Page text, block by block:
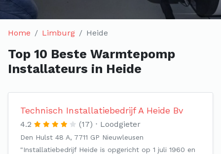
Home Limburg Heide
Top 10 Beste Warmtepomp
Installateurs in Heide
Technisch Installatiebedrijf A Heide Bv
4.2 (17) Loodgieter
Den Hulst 48 A, 7711 GP Nieuwleusen
"Installatiebedrijf Heide is opgericht op 1 juli 1960 en